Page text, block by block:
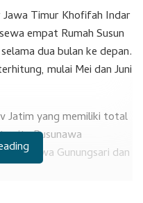
Jawa Timur Khofifah Indar
empat Rumah Susun
dua bulan ke depan.
mulai Mei dan Juni
Jatim yang memiliki total
yaitu Rusunawa
Gunungsari dan